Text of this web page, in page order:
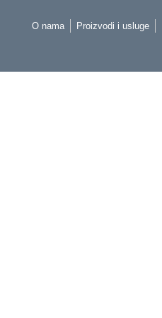
O nama Proizvodi i usluge